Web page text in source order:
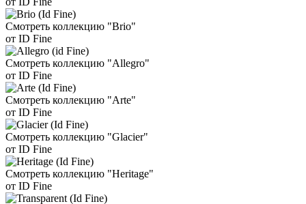
Смотреть коллекцию "Brio"
от ID Fine
Смотреть коллекцию "Allegro"
от ID Fine
Смотреть коллекцию "Arte"
от ID Fine
Смотреть коллекцию "Glacier"
от ID Fine
Смотреть коллекцию "Heritage"
от ID Fine